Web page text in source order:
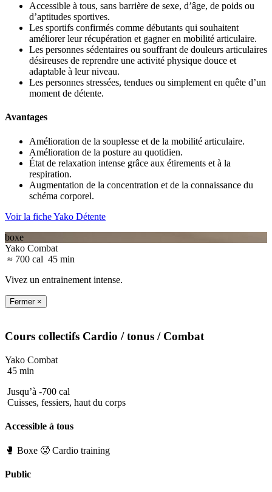
Accessible à tous, sans barrière de sexe, d’âge, de poids ou
d’aptitudes sportives.
Les sportifs confirmés comme débutants qui souhaitent
améliorer leur récupération et gagner en mobilité articulaire.
Les personnes sédentaires ou souffrant de douleurs articulaires
désireuses de reprendre une activité physique douce et
adaptable à leur niveau.
Les personnes stressées, tendues ou simplement en quête d’un
moment de détente.
Avantages
Amélioration de la souplesse et de la mobilité articulaire.
Amélioration de la posture au quotidien.
État de relaxation intense grâce aux étirements et à la
respiration.
Augmentation de la concentration et de la connaissance du
schéma corporel.
Voir la fiche Yako Détente
boxe
Yako Combat
≈ 700 cal 45 min
Vivez un entrainement intense.
Fermer ×
Cours collectifs Cardio / tonus / Combat
Yako Combat
45 min
Jusqu’à -700 cal
Cuisses, fessiers, haut du corps
Accessible à tous
🥊 Boxe 🥵 Cardio training
Public